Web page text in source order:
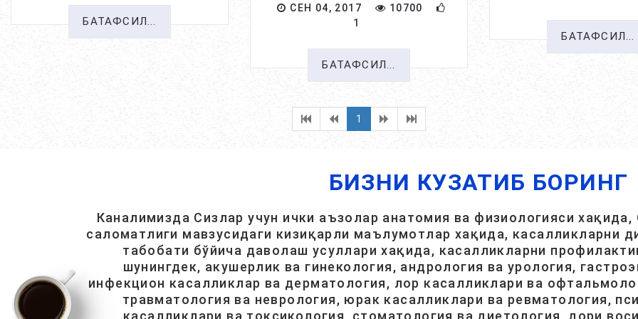
БАТАФСИЛ...
СЕН 04, 2017
10700
1
БАТАФСИЛ...
БАТАФСИЛ...
1
БИЗНИ КУЗАТИБ БОРИНГ
Каналимизда Сизлар учун ички аъзолар анатомия ва физиологияси хақида,
саломатлиги мавзусидаги кизиқарли маълумотлар хақида, касалликларни
табобати бўйича даволаш усуллари хақида, касалликларни
шунингдек, акушерлик ва гинекология, андрология ва урология,
инфекцион касалликлар ва дерматология, лор касалликлари ва
травматология ва неврология, юрак касалликлари ва ревматология,
касалликлари ва токсикология, стоматология ва диетология, дори